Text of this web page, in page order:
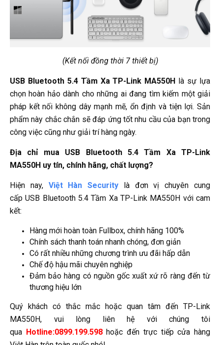
(Kết nối đồng thời 7 thiết bị)
USB Bluetooth 5.4 Tầm Xa TP-Link MA550H là sự lựa
chọn hoàn hảo dành cho những ai đang tìm kiếm một giải
pháp kết nối không dây mạnh mẽ, ổn định và tiện lợi. Sản
phẩm này chắc chắn sẽ đáp ứng tốt nhu cầu của bạn trong
công việc cũng như giải trí hàng ngày.
Địa chỉ mua USB Bluetooth 5.4 Tầm Xa TP-Link
MA550H uy tín, chính hãng, chất lượng?
Hiện nay, Việt Hàn Security là đơn vị chuyên cung
cấp USB Bluetooth 5.4 Tầm Xa TP-Link MA550H với cam
kết:
Hàng mới hoàn toàn Fullbox, chính hãng 100%
Chính sách thanh toán nhanh chóng, đơn giản
Có rất nhiều những chương trình ưu đãi hấp dẫn
Chế độ hậu mãi chuyên nghiệp
Đảm bảo hàng có nguồn gốc xuất xứ rõ ràng đến từ
thương hiệu lớn
Quý khách có thắc mắc hoặc quan tâm đến TP-Link
MA550H, vui lòng liên hệ với chúng tôi
qua Hotline:0899.199.598hoặc đến trực tiếp cửa hàng